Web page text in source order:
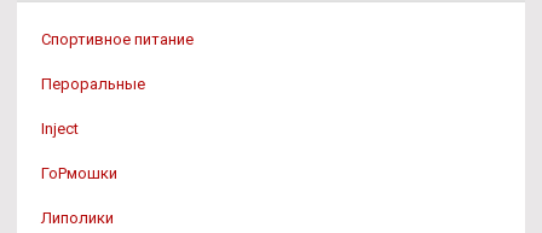
Спортивное питание
Пероральные
Inject
ГоРмошки
Липолики